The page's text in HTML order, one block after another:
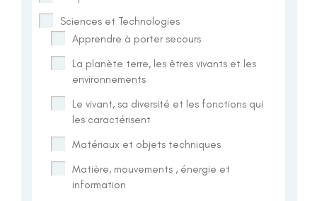
Sciences et Technologies
Apprendre à porter secours
La planète terre, les êtres vivants et les
environnements
Le vivant, sa diversité et les fonctions qui
les caractérisent
Matériaux et objets techniques
Matière, mouvements , énergie et
information